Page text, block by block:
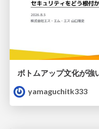
yamaguchitk333